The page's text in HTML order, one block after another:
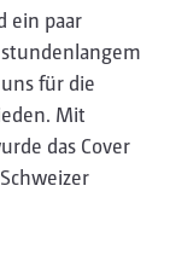
ein paar
für die
Mit
das Cover